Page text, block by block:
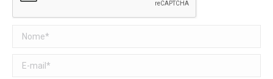
Nome *
E-mail *